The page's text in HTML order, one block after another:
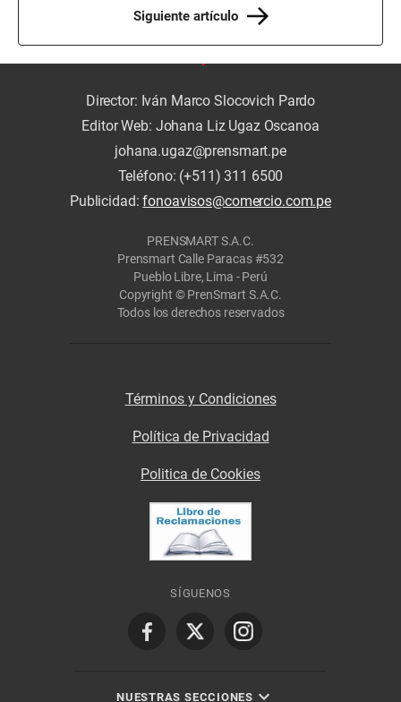
Siguiente artículo
Director: Iván Marco Slocovich Pardo
Editor Web: Johana Liz Ugaz Oscanoa
johana.ugaz@prensmart.pe
Teléfono: (+511) 311 6500
Publicidad:fonoavisos@comercio.com.pe
PRENSMART S.A.C.
Prensmart Calle Paracas #532
Pueblo Libre, Lima - Perú
Copyright © PrenSmart S.A.C.
Todos los derechos reservados
Términos y Condiciones
Política de Privacidad
Politica de Cookies
SÍGUENOS
NUESTRAS SECCIONES